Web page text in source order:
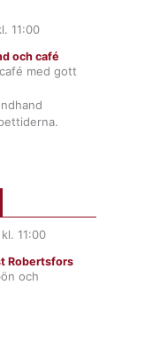
11:00
och café
med gott
kl. 11:00
Robertsfors
och